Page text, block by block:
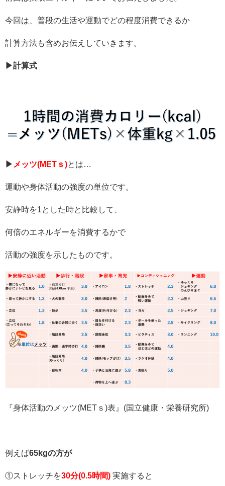
今回は、普段の生活や運動でどの程度消費できるか
計算方法も含めお伝えしていきます。
▶計算式
▶ メッツ(METｓ)とは…
運動や身体活動の強度の単位です。
安静時を1とした時と比較して、
何倍のエネルギーを消費するかで
活動の強度を示したものです。
『身体活動のメッツ(METｓ)表』(国立健康・栄養研究所)
例えば65kgの方が
①ストレッチを30分(0.5時間) 実施すると